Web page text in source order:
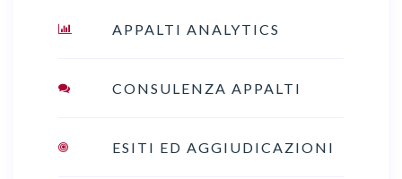
APPALTI ANALYTICS
CONSULENZA APPALTI
ESITI ED AGGIUDICAZIONI